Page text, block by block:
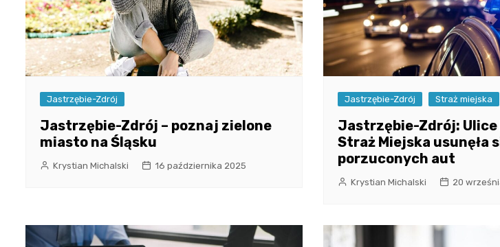
Jastrzębie-Zdrój
Jastrzębie-Zdrój – poznaj zielone
miasto na Śląsku
Krystian Michalski 16 października 2025
Jastrzębie-Zdrój Straż miejska
Jastrzębie-Zdrój: Ulice
Straż Miejska usunęła
porzuconych aut
Krystian Michalski 20